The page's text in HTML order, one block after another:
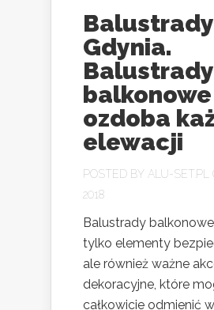
Balustrady
Gdynia.
Balustrady
ozdoba
elewacji
POSTED BY ALU-SET.PL
2018
Balustrady
tylko elementy
ale również ważne
dekoracyjne, które
całkowicie odmienić